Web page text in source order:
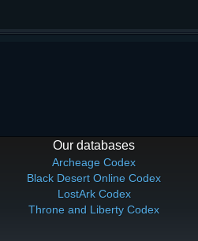
Our databases
Archeage Codex
Black Desert Online Codex
LostArk Codex
Throne and Liberty Codex